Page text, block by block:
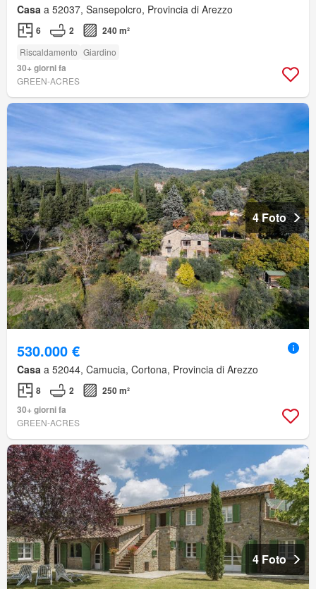
Casa a 52037, Sansepolcro, Provincia di Arezzo
6 2 240 m²
Riscaldamento Giardino
30+ giorni fa
GREEN-ACRES
4 Foto
530.000 €
Casa a 52044, Camucia, Cortona, Provincia di Arezzo
8 2
250 m²
30+ giorni fa
GREEN-ACRES
4 Foto